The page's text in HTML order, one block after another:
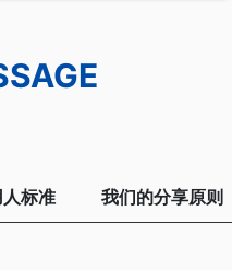
标准 我们的分享原则